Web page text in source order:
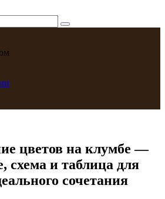
цветов на клумбе —
схема и таблица для
сочетания